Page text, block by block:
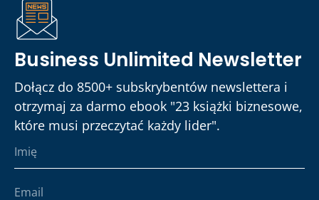
Business Unlimited Newsletter
Dołącz do 8500+ subskrybentów newslettera i
otrzymaj za darmo ebook "23 książki biznesowe,
które musi przeczytać każdy lider".